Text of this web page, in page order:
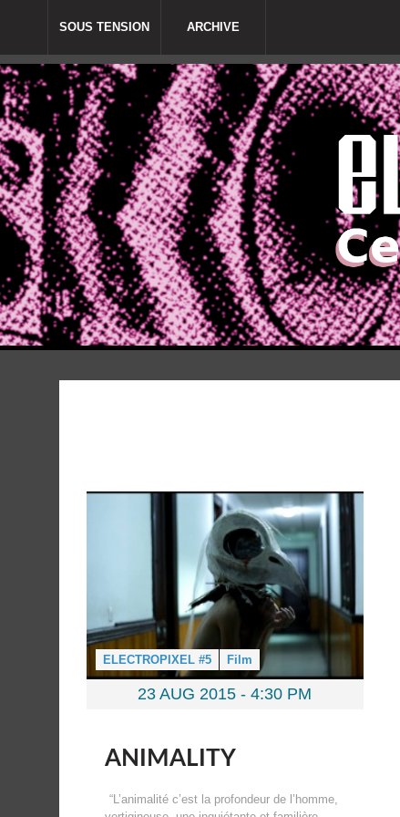
SOUS TENSION ARCHIVE
ELECTROPIXEL #5 Film
23 AUG 2015 -4:30 PM
ANIMALITY
“L’animalité c’est la profondeur de l’homme,